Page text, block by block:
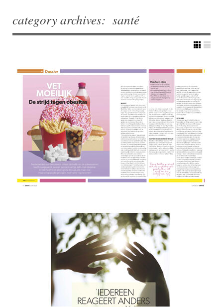
category archives: santé